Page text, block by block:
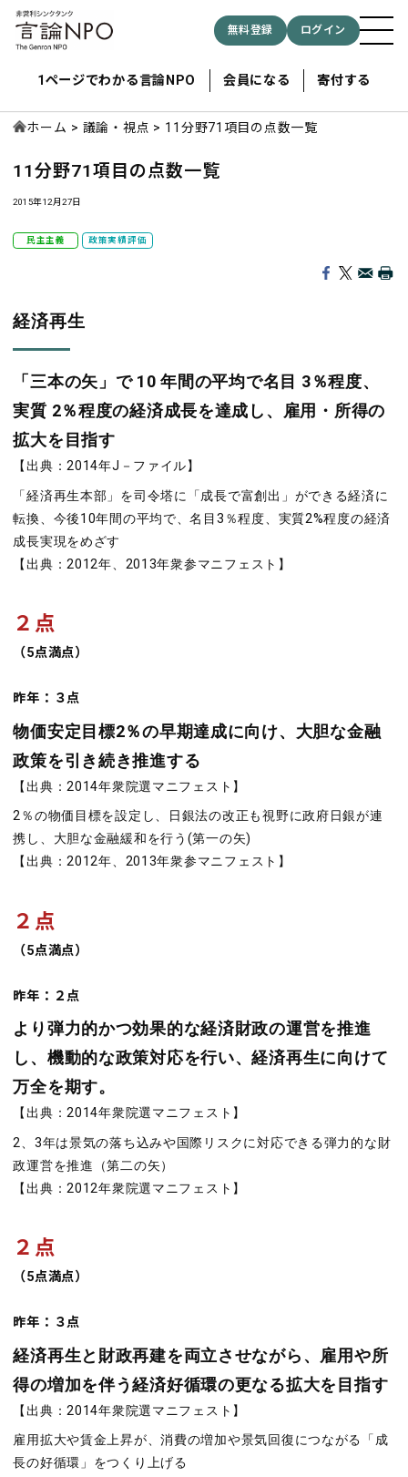
無料登録 ログイン
1ページでわかる言論NPO 会員になる 寄付する
ホーム 議論・視点 11分野71項目の点数一覧
11分野71項目の点数一覧
2015年12月27日
民主主義 政策実績評価
経済再生
「三本の矢」で 10 年間の平均で名目 3％程度、
実質 2％程度の経済成長を達成し、雇用・所得の
拡大を目指す
【出典：2014年J－ファイル】
「経済再生本部」を司令塔に「成長で富創出」ができる経済に
転換、今後10年間の平均で、名目3％程度、実質2%程度の経済
成長実現をめざす
【出典：2012年、2013年衆参マニフェスト】
２点
（5点満点）
昨年：３点
物価安定目標2％の早期達成に向け、大胆な金融
政策を引き続き推進する
【出典：2014年衆院選マニフェスト】
2％の物価目標を設定し、日銀法の改正も視野に政府日銀が連
携し、大胆な金融緩和を行う(第一の矢)
【出典：2012年、2013年衆参マニフェスト】
２点
（5点満点）
昨年：２点
より弾力的かつ効果的な経済財政の運営を推進
し、機動的な政策対応を行い、経済再生に向けて
万全を期す。
【出典：2014年衆院選マニフェスト】
2、3年は景気の落ち込みや国際リスクに対応できる弾力的な財
政運営を推進（第二の矢）
【出典：2012年衆院選マニフェスト】
２点
（5点満点）
昨年：３点
経済再生と財政再建を両立させながら、雇用や所
得の増加を伴う経済好循環の更なる拡大を目指す
【出典：2014年衆院選マニフェスト】
雇用拡大や賃金上昇が、消費の増加や景気回復につながる「成
長の好循環」をつくり上げる